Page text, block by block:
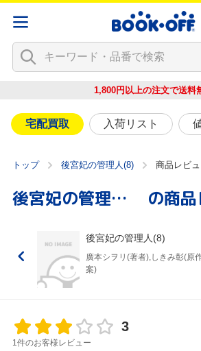
1,800円以上の注文で送料
宅配買取 入荷リスト
トップ 後宮妃の管理人(8) 商品レビ
後宮妃の管理人(8) の商
後宮妃の管理人(8)
廣本シヲリ(著者),しきみ彰(原
案)
3
1件のお客様レビュー